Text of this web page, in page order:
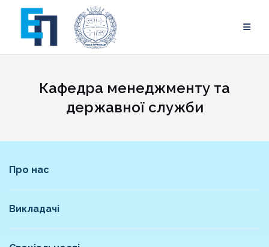
content
Кафедра менеджменту та
державної служби
Про нас
Викладачі